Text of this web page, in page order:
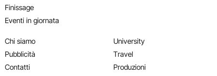
Finissage
Eventi in giornata
Chi siamo
Pubblicità
Contatti
University
Travel
Produzioni